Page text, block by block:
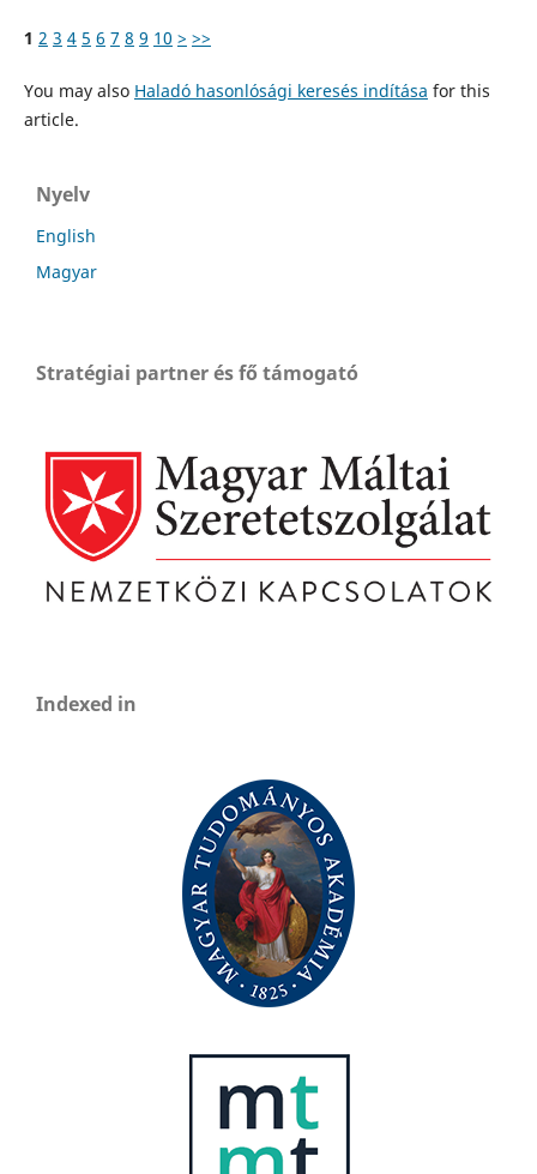
1 2 3 4 5 6 7 8 9 10 > >>
You may also Haladó hasonlósági keresés indítása for this
article.
Nyelv
English
Magyar
Stratégiai partner és fő támogató
Indexed in